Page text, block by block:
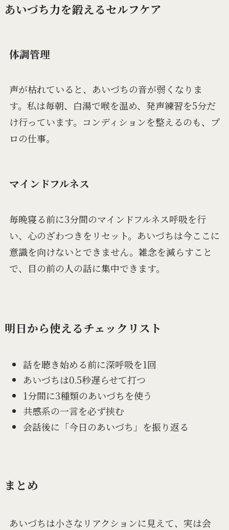
あいづち力を鍛えるセルフケア
体調管理
声が枯れていると、あいづちの音が弱くなりま
す。私は毎朝、白湯で喉を温め、発声練習を5分だ
け行っています。コンディションを整えるのも、プ
ロの仕事。
マインドフルネス
毎晩寝る前に3分間のマインドフルネス呼吸を行
い、心のざわつきをリセット。あいづちは今ここに
意識を向けないとできません。雑念を減らすこと
で、目の前の人の話に集中できます。
明日から使えるチェックリスト
話を聴き始める前に深呼吸を1回
あいづちは0.5秒遅らせて打つ
1分間に3種類のあいづちを使う
共感系の一言を必ず挟む
会話後に「今日のあいづち」を振り返る
まとめ
あいづちは小さなリアクションに見えて、実は会